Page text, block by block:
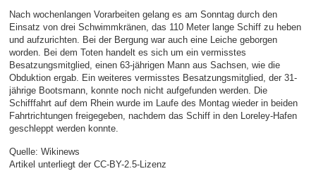
Nach wochenlangen Vorarbeiten gelang es am Sonntag durch den
Einsatz von drei Schwimmkränen, das 110 Meter lange Schiff zu heben
und aufzurichten. Bei der Bergung war auch eine Leiche geborgen
worden. Bei dem Toten handelt es sich um ein vermisstes
Besatzungsmitglied, einen 63-jährigen Mann aus Sachsen, wie die
Obduktion ergab. Ein weiteres vermisstes Besatzungsmitglied, der 31-
jährige Bootsmann, konnte noch nicht aufgefunden werden. Die
Schifffahrt auf dem Rhein wurde im Laufe des Montag wieder in beiden
Fahrtrichtungen freigegeben, nachdem das Schiff in den Loreley-Hafen
geschleppt werden konnte.
Quelle: Wikinews
Artikel unterliegt der CC-BY-2.5-Lizenz